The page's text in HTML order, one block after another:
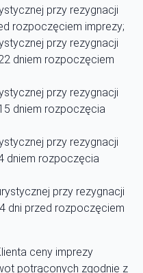
przy rezygnacji
rozpoczęciem imprezy;
przy rezygnacji
dniem rozpoczęciem
przy rezygnacji
dniem rozpoczęcia
przy rezygnacji
dniem rozpoczęcia
przy rezygnacji
dni przed rozpoczęciem
ceny imprezy
potrąconych zgodnie z